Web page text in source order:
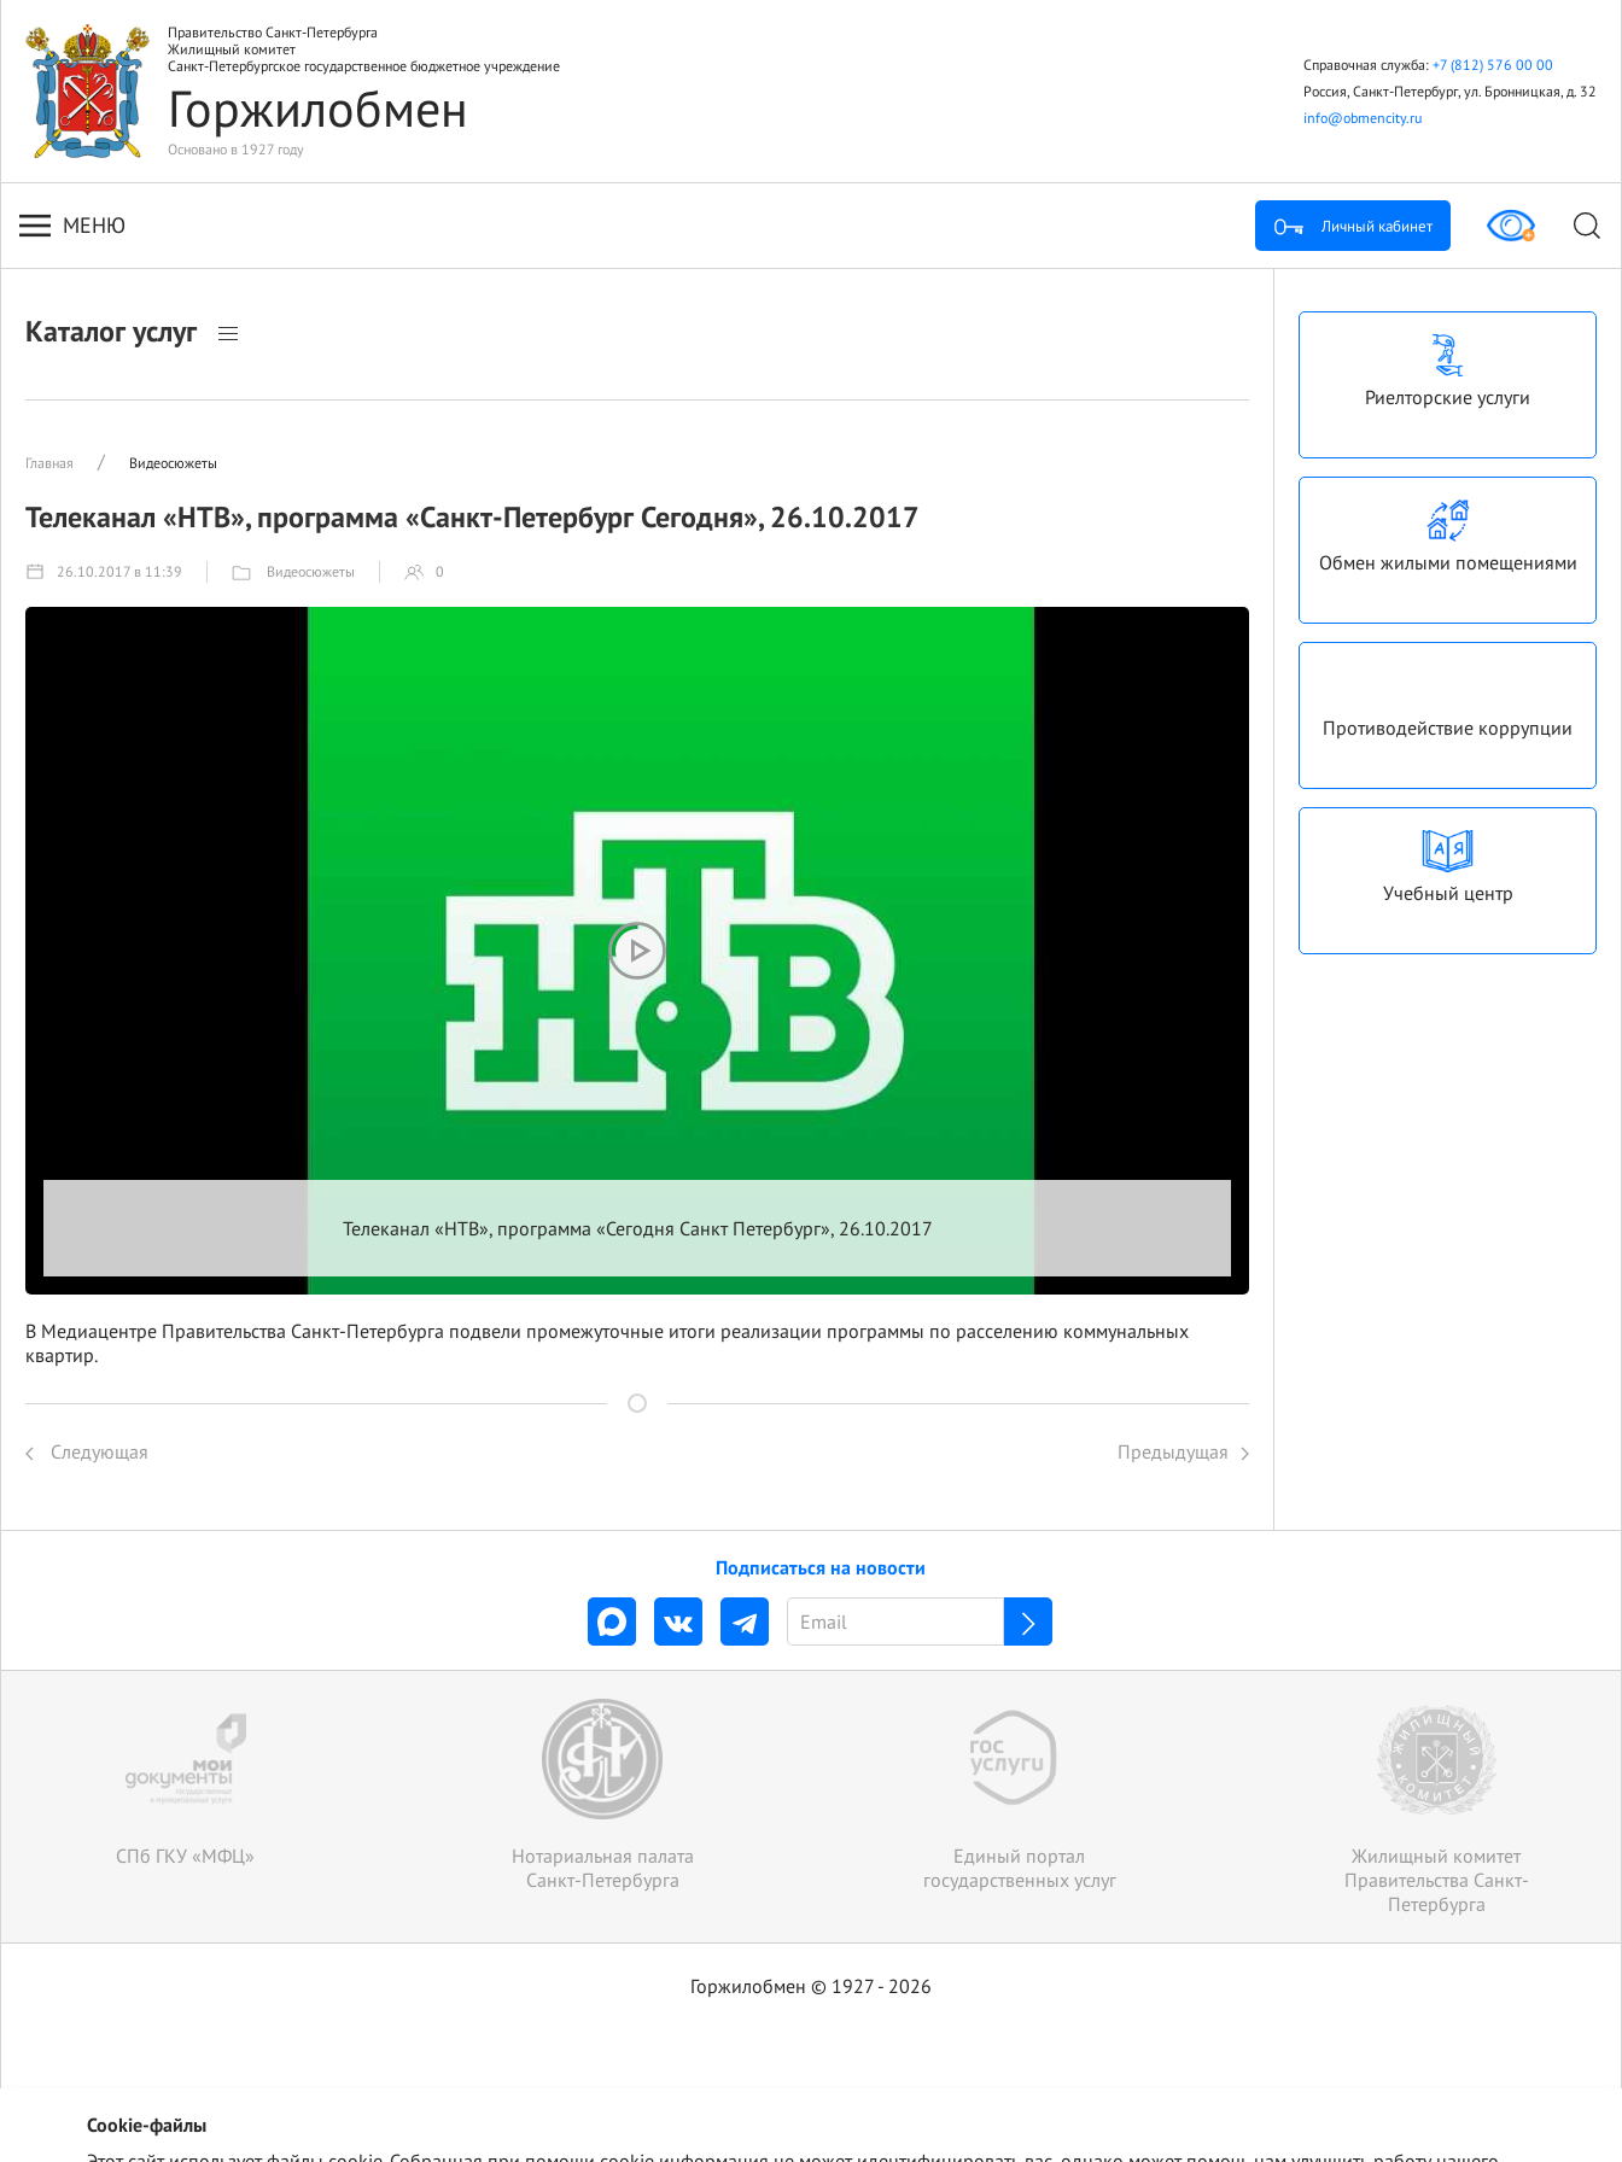
Правительство Санкт-Петербурга
Жилищный комитет
Санкт-Петербургское государственное бюджетное учреждение
Горжилобмен
Основано в 1927 году
Справочная служба: +7 (812) 576 00 00
Россия, Санкт-Петербург, ул. Бронницкая, д. 32
info@obmencity.ru
МЕНЮ Личный кабинет
Каталог услуг
Главная Видеосюжеты
Телеканал «НТВ», программа «Санкт-Петербург Сегодня», 26.10.2017
26.10.2017 в 11:39 Видеосюжеты 0
Телеканал «НТВ», программа «Сегодня Санкт Петербург», 26.10.2017
В Медиацентре Правительства Санкт-Петербурга подвели промежуточные итоги реализации программы по расселению коммунальных
квартир.
Следующая Предыдущая
Риелторские услуги
Обмен жилыми помещениями
Противодействие коррупции
Учебный центр
Подписаться на новости
CПб ГКУ «МФЦ»
Нотариальная палата
Санкт-Петербурга
Единый портал
государственных услуг
Жилищный комитет
Правительства Санкт-
Петербурга
Горжилобмен © 1927 - 2026
Cookie-файлы